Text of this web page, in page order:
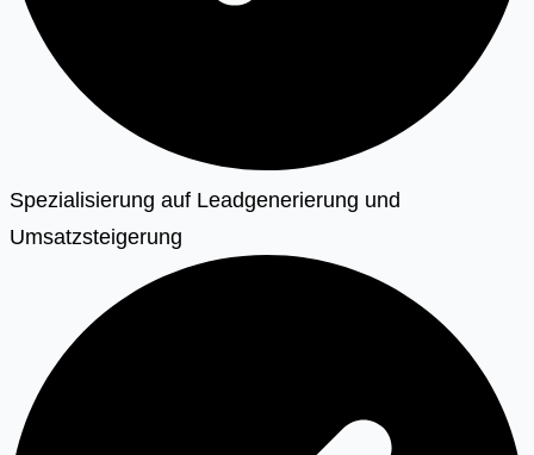
Spezialisierung auf Leadgenerierung und
Umsatzsteigerung